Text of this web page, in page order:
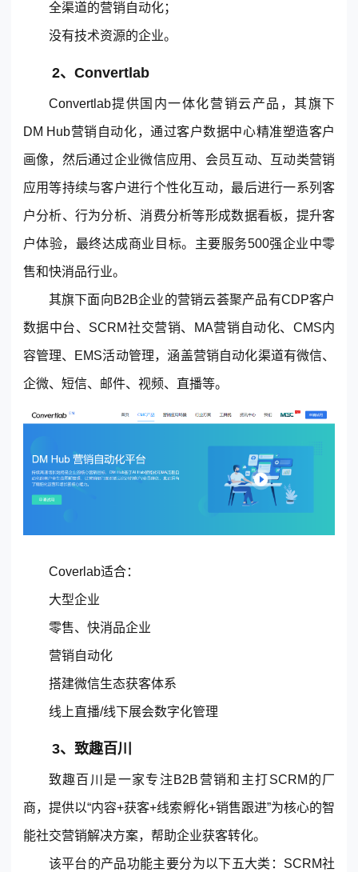
全渠道的营销自动化；
没有技术资源的企业。
2、Convertlab
Convertlab提供国内一体化营销云产品，其旗下
DM Hub营销自动化，通过客户数据中心精准塑造客户
画像，然后通过企业微信应用、会员互动、互动类营销
应用等持续与客户进行个性化互动，最后进行一系列客
户分析、行为分析、消费分析等形成数据看板，提升客
户体验，最终达成商业目标。主要服务500强企业中零
售和快消品行业。
其旗下面向B2B企业的营销云荟聚产品有CDP客户
数据中台、SCRM社交营销、MA营销自动化、CMS内
容管理、EMS活动管理，涵盖营销自动化渠道有微信、
企微、短信、邮件、视频、直播等。
Coverlab适合：
大型企业
零售、快消品企业
营销自动化
搭建微信生态获客体系
线上直播/线下展会数字化管理
3、致趣百川
致趣百川是一家专注B2B营销和主打SCRM的厂
商，提供以“内容+获客+线索孵化+销售跟进”为核心的智
能社交营销解决方案，帮助企业获客转化。
该平台的产品功能主要分为以下五大类：SCRM社